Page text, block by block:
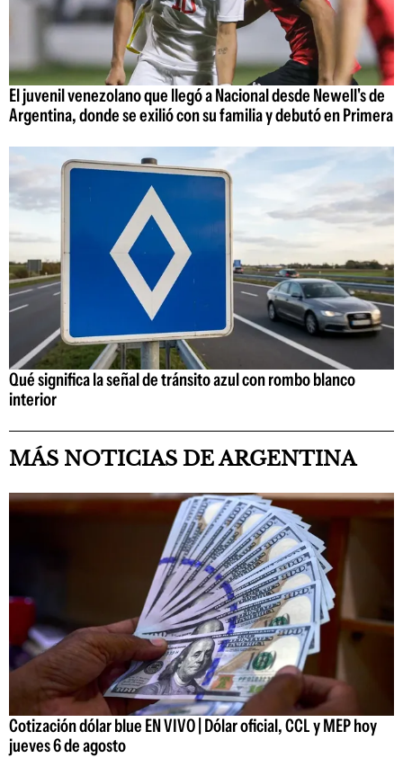
El juvenil venezolano que llegó a Nacional desde Newell's de
Argentina, donde se exilió con su familia y debutó en Primera
Qué significa la señal de tránsito azul con rombo blanco
interior
MÁS NOTICIAS DE ARGENTINA
Cotización dólar blue EN VIVO | Dólar oficial, CCL y MEP hoy
jueves 6 de agosto